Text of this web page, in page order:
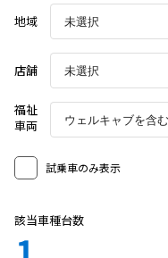
地域
店舗
福祉
車両
試乗車のみ表示
該当車種台数